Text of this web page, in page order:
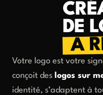
DE
À
Votre logo est votre
conçoit des logos sur
identité, s’adaptent à